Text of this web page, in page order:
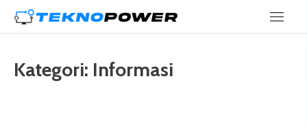
Skip
teknopower.id
Kategori: Informasi